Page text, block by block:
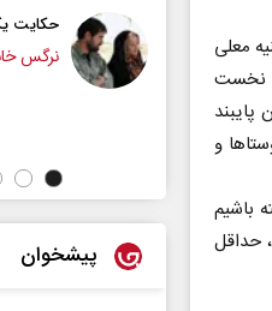
معلی
نخست
و
باشیم
حداقل
مجلس
حکایت
نرگس
پیشخوان